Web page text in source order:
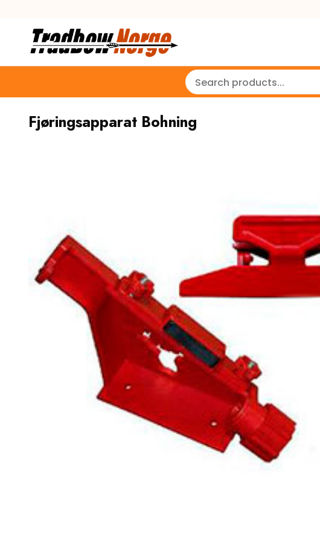
Fjøringsapparat Bohning